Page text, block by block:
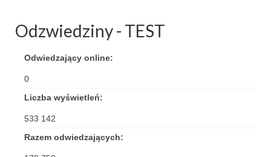
Imieniny kapłana
Zaprzyjaźnione strony
Kontakt
POMOC PSYCHOTERAPEUTY
Odzwiedziny - TEST
Odwiedzający online:
0
Liczba wyświetleń:
533 142
Razem odwiedzających: